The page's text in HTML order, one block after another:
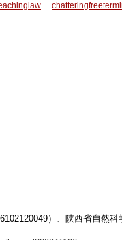
）、陕西省自